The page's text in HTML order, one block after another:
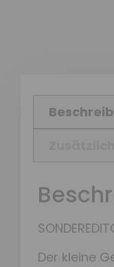
Der kleine